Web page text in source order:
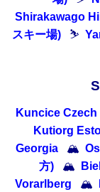
Shirakawago
スキー場)
⛷
Kuncice
Kutiorg
Georgia
🏔
方)
🏔
Vorarlberg
🏔